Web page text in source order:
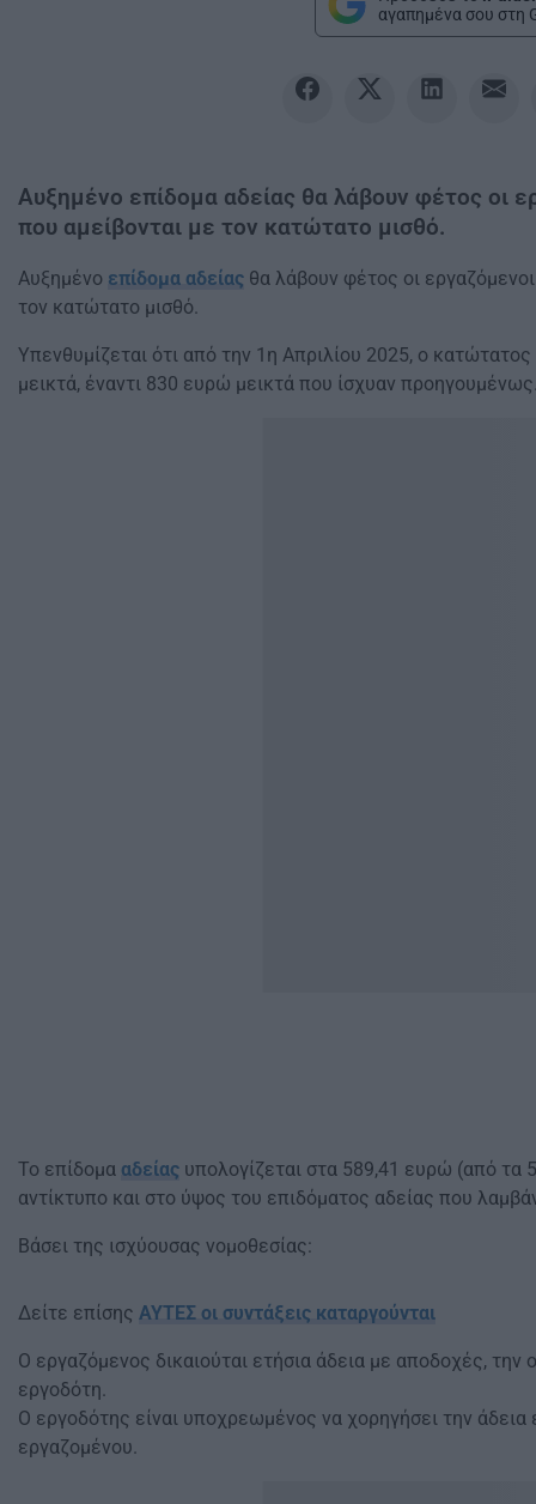
αγαπημένα σου στη
Αυξημένο επίδομα αδείας θα λάβουν φέτος οι
που αμείβονται με τον κατώτατο μισθό.
Αυξημένο επίδομα αδείας θα λάβουν φέτος οι
τον κατώτατο μισθό.
Υπενθυμίζεται ότι από την 1η Απριλίου 2025, ο
μεικτά, έναντι 830 ευρώ μεικτά που ίσχυαν
Το επίδομα αδείας υπολογίζεται στα 589,41 ευρώ (από τα
αντίκτυπο και στο ύψος του επιδόματος αδείας που
Βάσει της ισχύουσας νομοθεσίας:
Δείτε επίσης ΑΥΤΕΣ οι συντάξεις καταργούνται
Ο εργαζόμενος δικαιούται ετήσια άδεια με αποδοχές,
εργοδότη.
Ο εργοδότης είναι υποχρεωμένος να χορηγήσει την
εργαζομένου.